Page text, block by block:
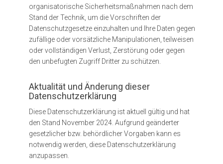
organisatorische Sicherheitsmaßnahmen nach dem
Stand der Technik, um die Vorschriften der
Datenschutzgesetze einzuhalten und Ihre Daten gegen
zufällige oder vorsätzliche Manipulationen, teilweisen
oder vollständigen Verlust, Zerstörung oder gegen
den unbefugten Zugriff Dritter zu schützen.
Aktualität und Änderung dieser
Datenschutzerklärung
Diese Datenschutzerklärung ist aktuell gültig und hat
den Stand November 2024. Aufgrund geänderter
gesetzlicher bzw. behördlicher Vorgaben kann es
notwendig werden, diese Datenschutzerklärung
anzupassen.